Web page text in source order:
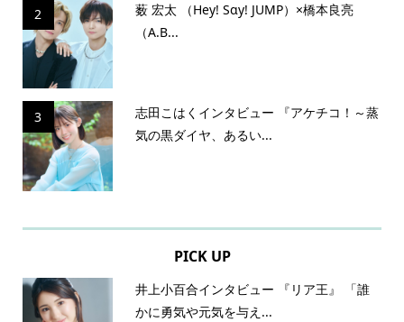
2
薮 宏太 （Hey! Sɑy! JUMP）×橋本良亮
（A.B...
3
志田こはくインタビュー 『アケチコ！～蒸
気の黒ダイヤ、あるい...
PICK UP
井上小百合インタビュー 『リア王』 「誰
かに勇気や元気を与え...